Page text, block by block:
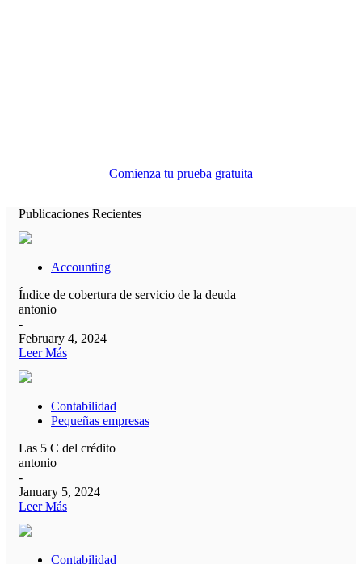
Comienza tu prueba gratuita
Publicaciones Recientes
Accounting
Índice de cobertura de servicio de la deuda
antonio
-
February 4, 2024
Leer Más
Contabilidad
Pequeñas empresas
Las 5 C del crédito
antonio
-
January 5, 2024
Leer Más
Contabilidad